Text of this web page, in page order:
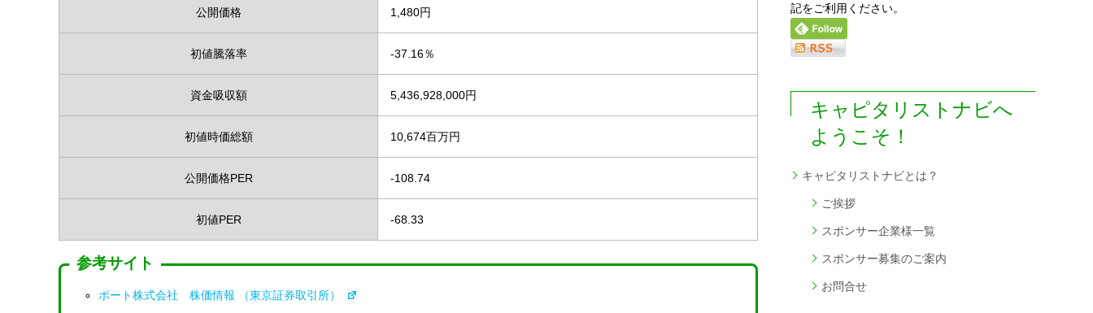
公開価格 1,480円
初値騰落率 -37.16％
資金吸収額 5,436,928,000円
初値時価総額 10,674百万円
公開価格PER -108.74
初値PER -68.33
参考サイト
ポート株式会社 株価情報 （東京証券取引所）
記をご利用ください。
キャピタリストナビへ
ようこそ！
キャピタリストナビとは？
ご挨拶
スポンサー企業様一覧
スポンサー募集のご案内
お問合せ